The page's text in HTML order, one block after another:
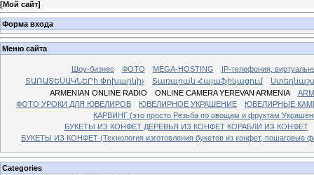
[Мой сайт]
Форма входа
Меню сайта
Шоу-бизнес ФОТО MEGA-HOSTING
IP-телефония,
ՏԱՌԱՏԵՍԱԿՆԵՐի Փոխարկիչ
Տառարան Հայաֆիկացում
ARMENIAN ONLINE RADIO
ONLINE CAMERA YEREVAN ARMENIA
ФОТО УРОКИ ДЛЯ ЮВЕЛИРОВ
ЮВЕЛИРНОЕ УКРАШЕНИЕ
ЮВЕЛИРНЫЕ
КАРВИНГ (это просто Резьба по овощам и фруктам
БУКЕТЫ ИЗ КОНФЕТ ДЕРЕВЬЯ ИЗ КОНФЕТ КОРАБЛИ ИЗ КОНФЕТ
БУКЕТЫ ИЗ КОНФЕТ (Технология изготовления букетов из конфет, пошаговые
Categories